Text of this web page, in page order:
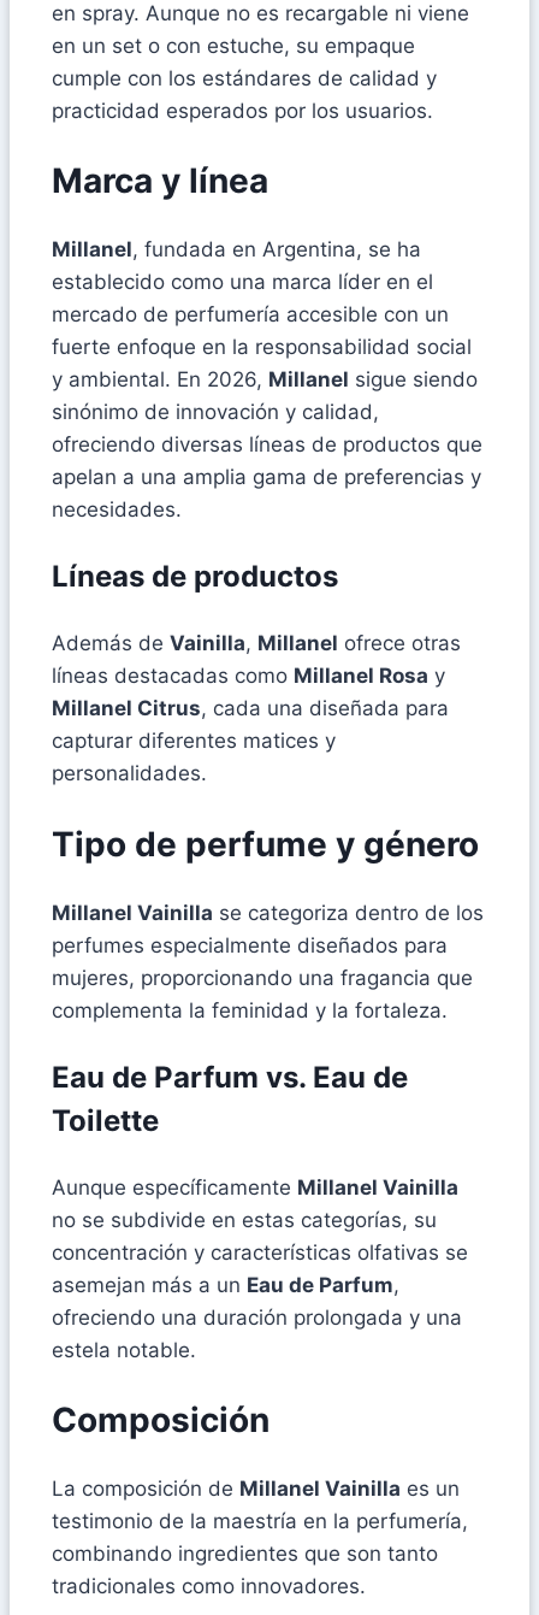
en spray. Aunque no es recargable ni viene
en un set o con estuche, su empaque
cumple con los estándares de calidad y
practicidad esperados por los usuarios.
Marca y línea
Millanel, fundada en Argentina, se ha
establecido como una marca líder en el
mercado de perfumería accesible con un
fuerte enfoque en la responsabilidad social
y ambiental. En 2026, Millanel sigue siendo
sinónimo de innovación y calidad,
ofreciendo diversas líneas de productos que
apelan a una amplia gama de preferencias y
necesidades.
Líneas de productos
Además de Vainilla, Millanel ofrece otras
líneas destacadas como Millanel Rosa y
Millanel Citrus, cada una diseñada para
capturar diferentes matices y
personalidades.
Tipo de perfume y género
Millanel Vainilla se categoriza dentro de los
perfumes especialmente diseñados para
mujeres, proporcionando una fragancia que
complementa la feminidad y la fortaleza.
Eau de Parfum vs. Eau de
Toilette
Aunque específicamente Millanel Vainilla
no se subdivide en estas categorías, su
concentración y características olfativas se
asemejan más a un Eau de Parfum,
ofreciendo una duración prolongada y una
estela notable.
Composición
La composición de Millanel Vainilla es un
testimonio de la maestría en la perfumería,
combinando ingredientes que son tanto
tradicionales como innovadores.